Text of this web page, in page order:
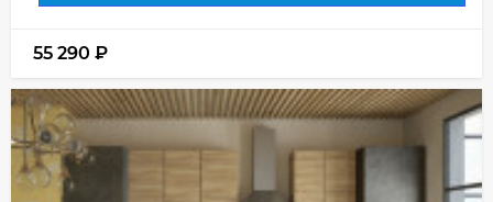
55 290 ₽